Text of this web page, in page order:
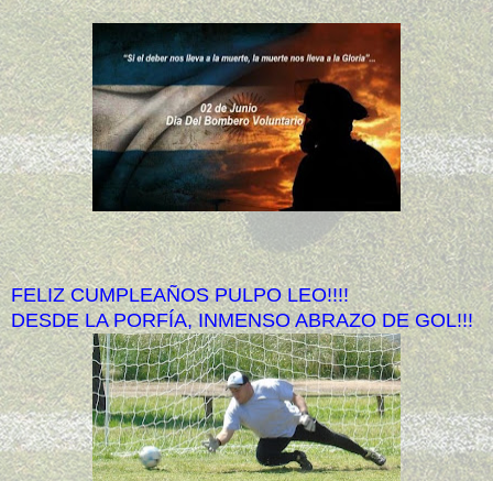
FELIZ CUMPLEAÑOS PULPO LEO!!!!
DESDE LA PORFÍA, INMENSO ABRAZO DE GOL!!!